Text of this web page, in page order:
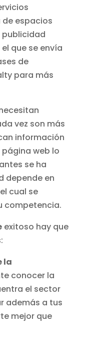
espacios
que se envía
de
para más
vez son más
información
web lo
se ha
depende en
cual se
competencia.
exitoso hay que
la
conocer la
el sector
además a tus
mejor que